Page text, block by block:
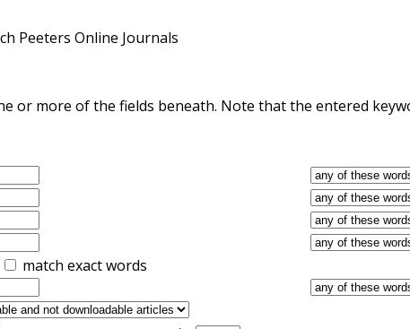
Peeters Online Journals
or more of the fields beneath. Note that the entered
match exact words